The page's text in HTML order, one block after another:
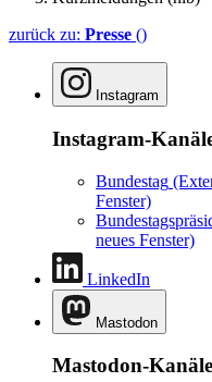
zurück zu: Presse ()
Instagram
Instagram-
Bundestag
Fenster)
neues Fenster)
LinkedIn
Mastodon
Mastodon-Kanäle